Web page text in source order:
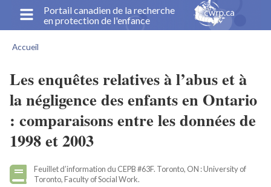
principal
Portail canadien de la recherche
en protection de l'enfance
d'Ariane
Accueil
Les enquêtes relatives à l’abus et à
la négligence des enfants en Ontario
: comparaisons entre les données de
1998 et 2003
Feuillet d’information du CEPB #63F. Toronto, ON : University of
Toronto, Faculty of Social Work.